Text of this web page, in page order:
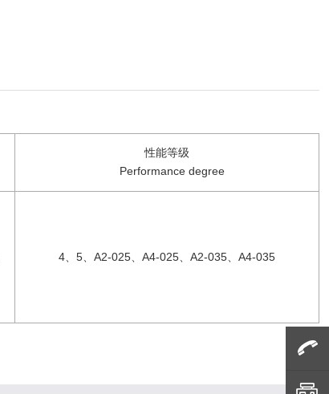
性能等级
Performance degree
4、 5、 A2-025、 A4-025、 A2-035、 A4-035
咨询电